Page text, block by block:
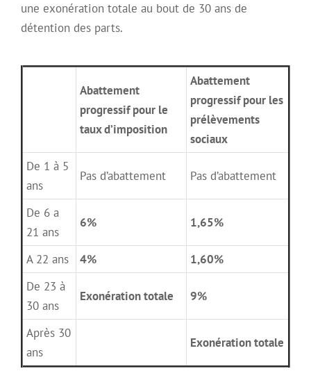
une exonération totale au bout de 30 ans de
détention des parts.
Abattement
progressif pour le
taux d’imposition
Abattement
progressif pour les
prélèvements
sociaux
De 1 à 5
ans
Pas d’abattement Pas d’abattement
De 6 a
21 ans
6% 1,65%
A 22 ans 4%
1,60%
De 23 à
30 ans
Exonération totale 9%
Après 30
ans
Exonération totale